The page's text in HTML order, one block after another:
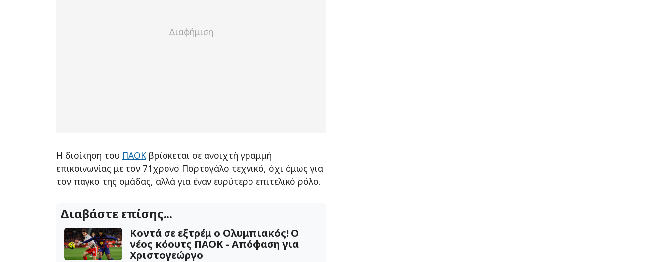
Η διοίκηση του ΠΑΟΚ βρίσκεται σε ανοιχτή γραμμή
επικοινωνίας με τον 71χρονο Πορτογάλο τεχνικό, όχι όμως για
τον πάγκο της ομάδας, αλλά για έναν ευρύτερο επιτελικό ρόλο.
Διαβάστε επίσης...
Κοντά σε εξτρέμ ο Ολυμπιακός! Ο
νέος κόουτς ΠΑΟΚ - Απόφαση για
Χριστογεώργο